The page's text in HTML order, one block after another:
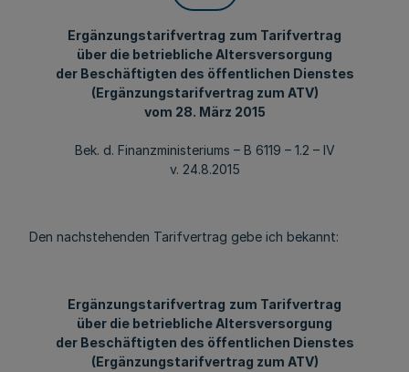
Ergänzungstarifvertrag zum Tarifvertrag
über die betriebliche Altersversorgung
der Beschäftigten des öffentlichen Dienstes
(Ergänzungstarifvertrag zum ATV)
vom 28. März 2015
Bek. d. Finanzministeriums – B 6119 – 1.2 – IV
v. 24.8.2015
Den nachstehenden Tarifvertrag gebe ich bekannt:
Ergänzungstarifvertrag zum Tarifvertrag
über die betriebliche Altersversorgung
der Beschäftigten des öffentlichen Dienstes
(Ergänzungstarifvertrag zum ATV)